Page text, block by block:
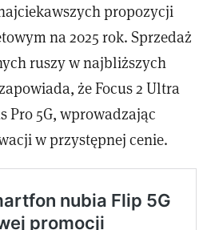
propozycji
na 2025 rok. Sprzedaż
ruszy w najbliższych
że Focus 2 Ultra
Pro 5G, wprowadzając
w przystępnej cenie.